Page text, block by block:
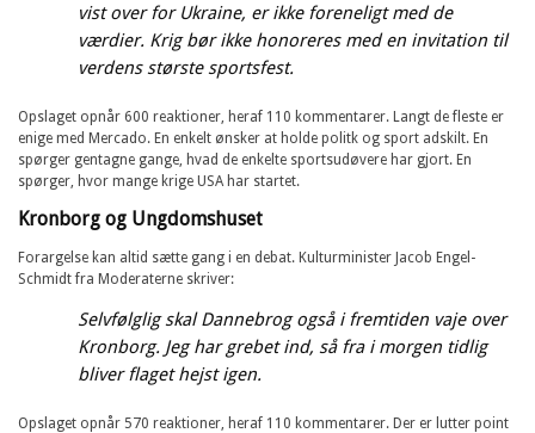
vist over for Ukraine, er ikke foreneligt med de
værdier. Krig bør ikke honoreres med en invitation til
verdens største sportsfest.
Opslaget opnår 600 reaktioner, heraf 110 kommentarer. Langt de fleste er
enige med Mercado. En enkelt ønsker at holde politk og sport adskilt. En
spørger gentagne gange, hvad de enkelte sportsudøvere har gjort. En
spørger, hvor mange krige USA har startet.
Kronborg og Ungdomshuset
Forargelse kan altid sætte gang i en debat. Kulturminister Jacob Engel-
Schmidt fra Moderaterne skriver:
Selvfølglig skal Dannebrog også i fremtiden vaje over
Kronborg. Jeg har grebet ind, så fra i morgen tidlig
bliver flaget hejst igen.
Opslaget opnår 570 reaktioner, heraf 110 kommentarer. Der er lutter point